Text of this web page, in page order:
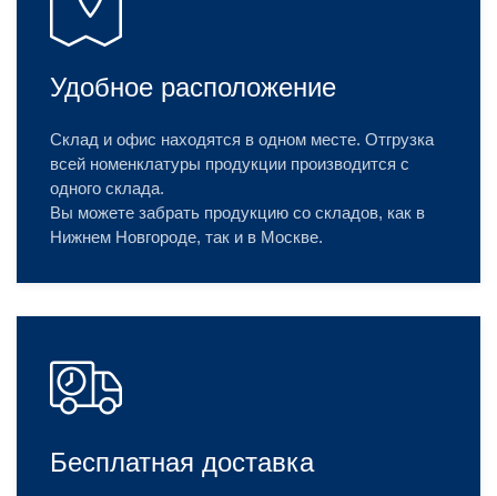
Удобное расположение
Склад и офис находятся в одном месте. Отгрузка
всей номенклатуры продукции производится с
одного склада.
Вы можете забрать продукцию со складов, как в
Нижнем Новгороде, так и в Москве.
Бесплатная доставка